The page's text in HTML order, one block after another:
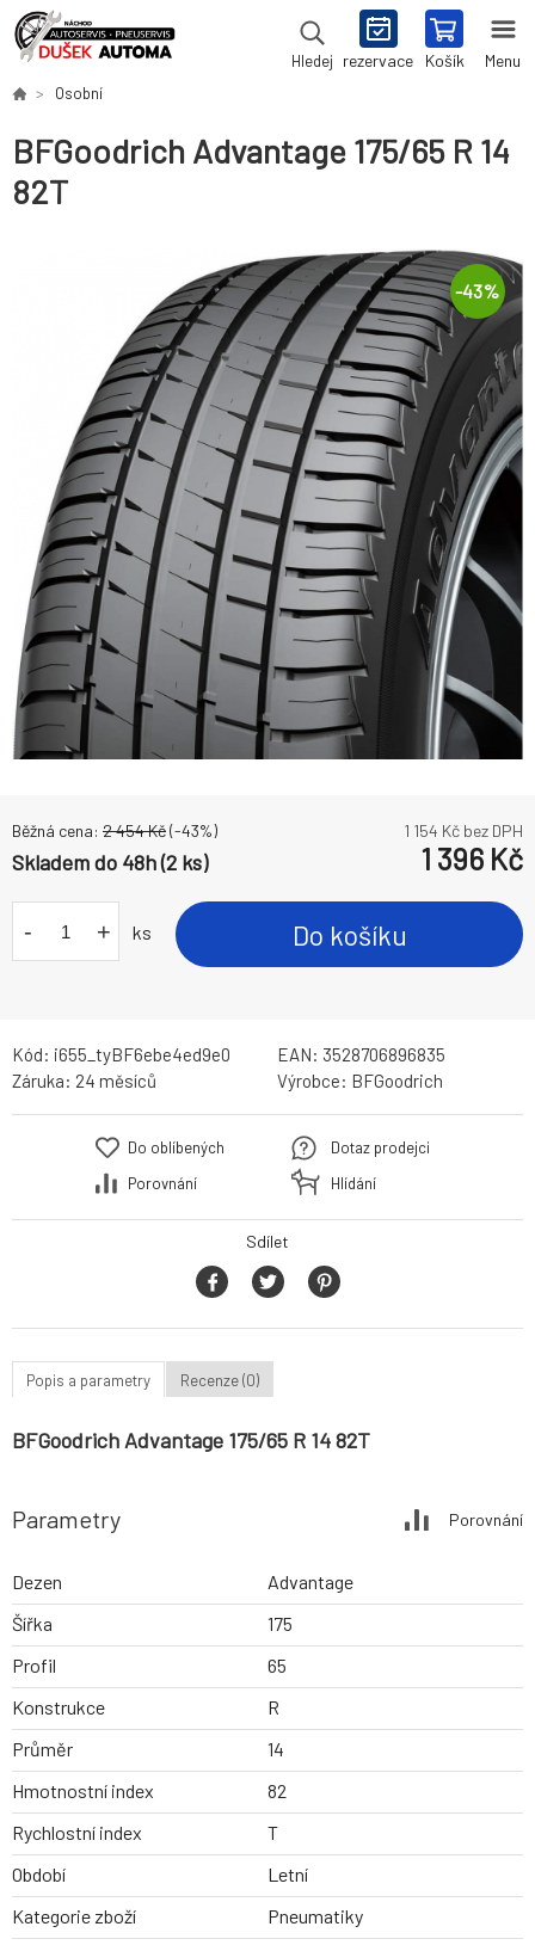
Hledej rezervace Košík Menu
Osobní
BFGoodrich Advantage 175/65 R 14
82T
-43%
Běžná cena: 2 454Kč(-43%) 1 154 Kč bez DPH
Skladem do 48h (2 ks) 1 396 Kč
- + ks Do košíku
Kód: i655_tyBF6ebe4ed9e0 EAN: 3528706896835
Záruka: 24 měsíců Výrobce: BFGoodrich
Do oblíbených
Porovnání
Dotaz prodejci
Hlídání
Sdílet
Popis a parametry Recenze (0)
BFGoodrich Advantage 175/65 R 14 82T
Parametry Porovnání
Dezen
Advantage
Šířka
175
Profil
65
Konstrukce
R
Průměr
14
Hmotnostní index
82
Rychlostní index
T
Období
Letní
Kategorie zboží
Pneumatiky